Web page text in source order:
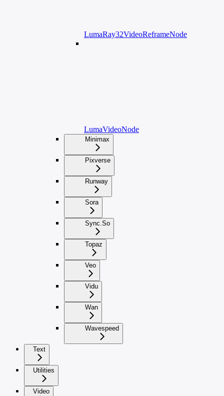
LumaRay32VideoReframeNode
LumaVideoNode
Minimax
Pixverse
Runway
Sora
Sync.So
Topaz
Veo
Vidu
Wan
Wavespeed
Text
Utilities
Video